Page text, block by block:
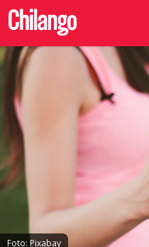
Foto: Pixabay